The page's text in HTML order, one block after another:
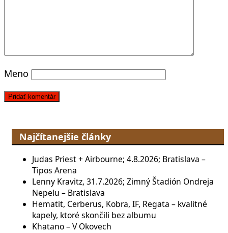
Meno
Najčítanejšie články
Judas Priest + Airbourne; 4.8.2026; Bratislava –
Tipos Arena
Lenny Kravitz, 31.7.2026; Zimný Štadión Ondreja
Nepelu – Bratislava
Hematit, Cerberus, Kobra, IF, Regata – kvalitné
kapely, ktoré skončili bez albumu
Khatano – V Okovech